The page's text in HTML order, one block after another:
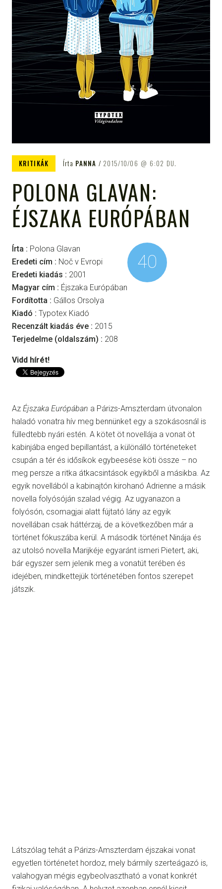
KRITIKÁK Írta PANNA 2015/10/06 6:02 DU.
POLONA GLAVAN:
ÉJSZAKA EURÓPÁBAN
Írta : Polona Glavan
Eredeti cím : Noč v Evropi
Eredeti kiadás : 2001
Magyar cím : Éjszaka Európában
Fordította : Gállos Orsolya
Kiadó : Typotex Kiadó
Recenzált kiadás éve : 2015
Terjedelme (oldalszám) : 208
40
Vidd hírét!
Az Éjszaka Európában a Párizs-Amszterdam útvonalon
haladó vonatra hív meg bennünket egy a szokásosnál is
fülledtebb nyári estén. A kötet öt novellája a vonat öt
kabinjába enged bepillantást, a különálló történeteket
csupán a tér és idősíkok egybeesése köti össze – no
meg persze a ritka átkacsintások egyikből a másikba. Az
egyik novellából a kabinajtón kirohanó Adrienne a másik
novella folyósóján szalad végig. Az ugyanazon a
folyósón, csomagjai alatt fújtató lány az egyik
novellában csak háttérzaj, de a következőben már a
történet fókuszába kerül. A második történet Ninája és
az utolsó novella Marijkéje egyaránt ismeri Pietert, aki,
bár egyszer sem jelenik meg a vonatút terében és
idejében, mindkettejük történetében fontos szerepet
játszik.
Látszólag tehát a Párizs-Amszterdam éjszakai vonat
egyetlen történetet hordoz, mely bármily szerteágazó is,
valahogyan mégis egybeolvasztható a vonat konkrét